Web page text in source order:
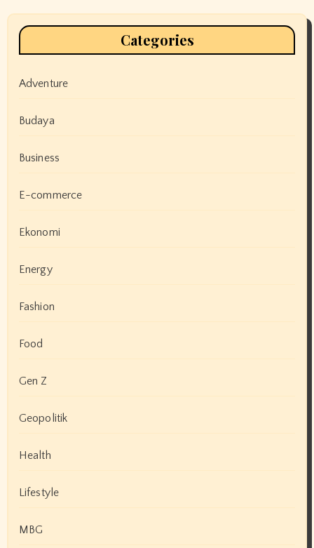
Categories
Adventure
Budaya
Business
E-commerce
Ekonomi
Energy
Fashion
Food
Gen Z
Geopolitik
Health
Lifestyle
MBG